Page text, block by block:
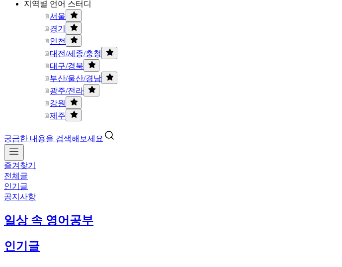
지역별 언어 스터디
서울
경기
인천
대전/세종/충청
대구/경북
부산/울산/경남
광주/전라
강원
제주
궁금한 내용을 검색해보세요
즐겨찾기
전체글
인기글
공지사항
일상 속 영어공부
인기글